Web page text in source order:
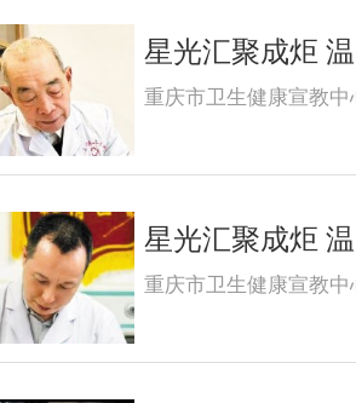
星光汇聚成炬
重庆市卫生健康宣教中
星光汇聚成炬
重庆市卫生健康宣教中